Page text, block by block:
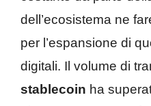
dell’ecosistema ne
per l’espansione di
digitali. Il volume di
stablecoin ha